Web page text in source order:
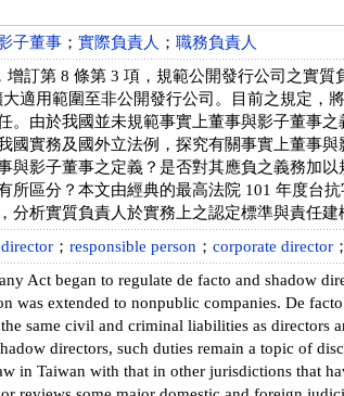
子董事 ； 實際負責人 ； 職務負責人
增訂第 8 條第 3 項，規範公開發行公司之實
適用範圍至非公開發行公司。目前之規定，
。由於我國並未規範事實上董事與影子董事
國實務及國外立法例，探究有關事實上董事
與影子董事之定義？是否對其應負之義務加
所區分？本文由經典的最高法院 101 年度台
分析實質負責人於實務上之認定標準與責任建
； responsible person ； corporate director ；
Act began to regulate de facto and shadow
was extended to nonpublic companies. De
same civil and criminal liabilities as directors
directors, such duties remain a topic of
in Taiwan with that in other jurisdictions that